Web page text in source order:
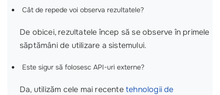
Cât de repede voi observa rezultatele?
De obicei, rezultatele încep să se observe în primele
săptămâni de utilizare a sistemului.
Este sigur să folosesc API-uri externe?
Da, utilizăm cele mai recentetehnologii de